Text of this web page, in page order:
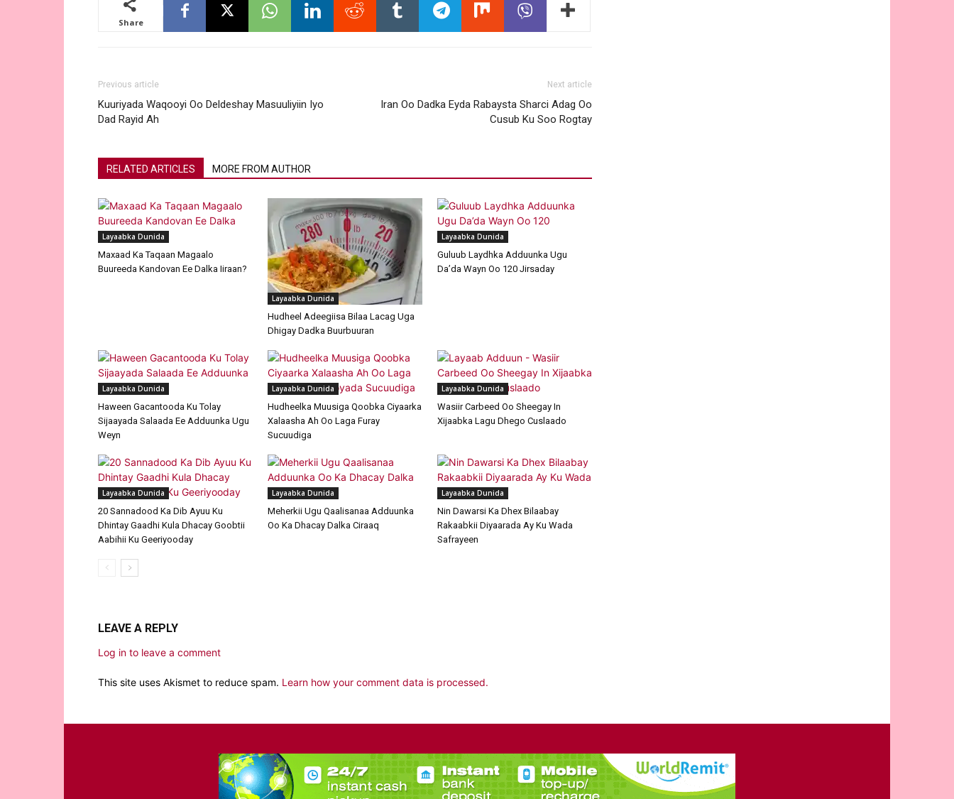
Share
Previous article
Kuuriyada Waqooyi Oo Deldeshay Masuuliyiin Iyo
Dad Rayid Ah
Next article
Iran Oo Dadka Eyda Rabaysta Sharci Adag Oo
Cusub Ku Soo Rogtay
RELATED ARTICLES MORE FROM AUTHOR
Layaabka Dunida
Maxaad Ka Taqaan Magaalo
Buureeda Kandovan Ee Dalka Iiraan?
Layaabka Dunida
Hudheel Adeegiisa Bilaa Lacag Uga
Dhigay Dadka Buurbuuran
Layaabka Dunida
Guluub Laydhka Adduunka Ugu
Da’da Wayn Oo 120 Jirsaday
Layaabka Dunida
Haween Gacantooda Ku Tolay
Sijaayada Salaada Ee Adduunka Ugu
Weyn
Layaabka Dunida
Hudheelka Muusiga Qoobka Ciyaarka
Xalaasha Ah Oo Laga Furay
Sucuudiga
Layaabka Dunida
Wasiir Carbeed Oo Sheegay In
Xijaabka Lagu Dhego Cuslaado
Layaabka Dunida
20 Sannadood Ka Dib Ayuu Ku
Dhintay Gaadhi Kula Dhacay Goobtii
Aabihii Ku Geeriyooday
Layaabka Dunida
Meherkii Ugu Qaalisanaa Adduunka
Oo Ka Dhacay Dalka Ciraaq
Layaabka Dunida
Nin Dawarsi Ka Dhex Bilaabay
Rakaabkii Diyaarada Ay Ku Wada
Safrayeen
LEAVE A REPLY
Log in to leave a comment
This site uses Akismet to reduce spam. Learn how your comment data is processed.